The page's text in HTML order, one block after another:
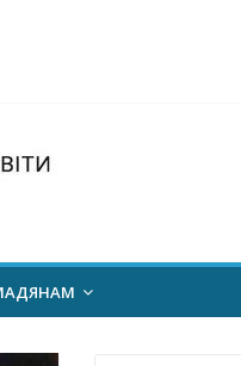
конкурс “Шкільна
на 2026/2027 н. р.